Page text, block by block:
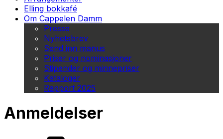
Elling bokkafé
Om Cappelen Damm
Presse
Nyhetsbrev
Send inn manus
Priser og nominasjoner
Stipender og minnepriser
Kataloger
Rapport 2025
Anmeldelser